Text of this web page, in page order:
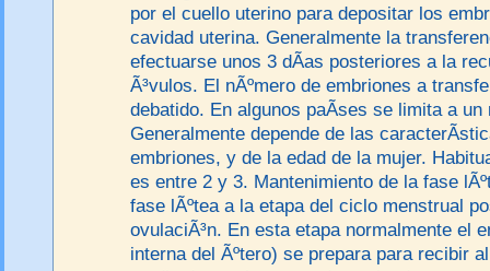
por el cuello uterino para depositar los
cavidad uterina. Generalmente la
efectuarse unos 3 dÃ­as posteriores a la
Ã³vulos. El nÃºmero de embriones a
debatido. En algunos paÃ­ses se limita a un
Generalmente depende de las
embriones, y de la edad de la mujer.
es entre 2 y 3. Mantenimiento de la fase
fase lÃºtea a la etapa del ciclo menstrual
ovulaciÃ³n. En esta etapa normalmente el
interna del Ãºtero) se prepara para recibir